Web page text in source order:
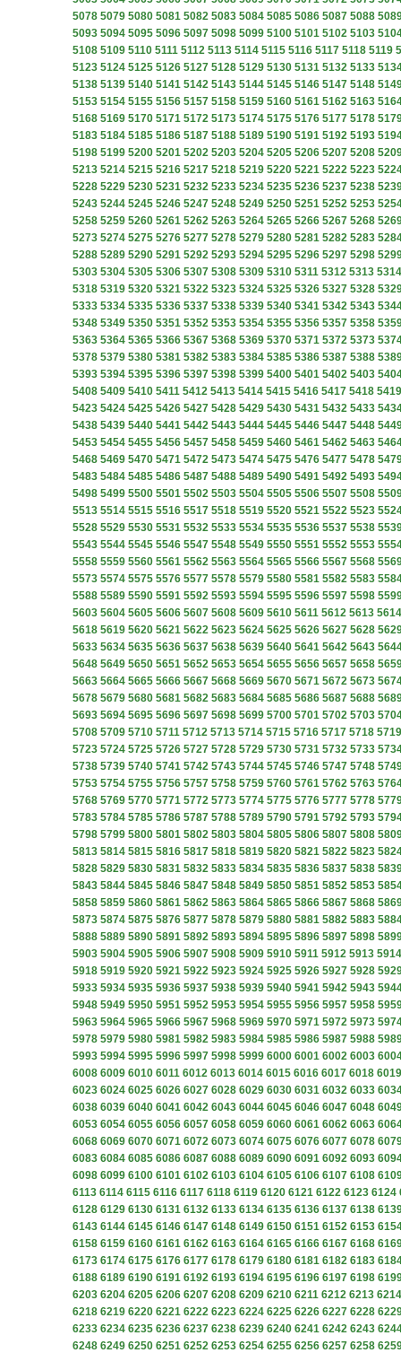
5078 5079 5080 5081 5082 5083 5084 5085 5086 5087 5088
5093 5094 5095 5096 5097 5098 5099 5100 5101 5102 5103
5108 5109 5110 5111 5112 5113 5114 5115 5116 5117 5118 5119
5123 5124 5125 5126 5127 5128 5129 5130 5131 5132 5133
5138 5139 5140 5141 5142 5143 5144 5145 5146 5147 5148
5153 5154 5155 5156 5157 5158 5159 5160 5161 5162 5163
5168 5169 5170 5171 5172 5173 5174 5175 5176 5177 5178
5183 5184 5185 5186 5187 5188 5189 5190 5191 5192 5193
5198 5199 5200 5201 5202 5203 5204 5205 5206 5207 5208
5213 5214 5215 5216 5217 5218 5219 5220 5221 5222 5223
5228 5229 5230 5231 5232 5233 5234 5235 5236 5237 5238
5243 5244 5245 5246 5247 5248 5249 5250 5251 5252 5253
5258 5259 5260 5261 5262 5263 5264 5265 5266 5267 5268
5273 5274 5275 5276 5277 5278 5279 5280 5281 5282 5283
5288 5289 5290 5291 5292 5293 5294 5295 5296 5297 5298
5303 5304 5305 5306 5307 5308 5309 5310 5311 5312 5313 5314
5318 5319 5320 5321 5322 5323 5324 5325 5326 5327 5328
5333 5334 5335 5336 5337 5338 5339 5340 5341 5342 5343
5348 5349 5350 5351 5352 5353 5354 5355 5356 5357 5358
5363 5364 5365 5366 5367 5368 5369 5370 5371 5372 5373
5378 5379 5380 5381 5382 5383 5384 5385 5386 5387 5388
5393 5394 5395 5396 5397 5398 5399 5400 5401 5402 5403
5408 5409 5410 5411 5412 5413 5414 5415 5416 5417 5418 5419
5423 5424 5425 5426 5427 5428 5429 5430 5431 5432 5433
5438 5439 5440 5441 5442 5443 5444 5445 5446 5447 5448
5453 5454 5455 5456 5457 5458 5459 5460 5461 5462 5463
5468 5469 5470 5471 5472 5473 5474 5475 5476 5477 5478
5483 5484 5485 5486 5487 5488 5489 5490 5491 5492 5493
5498 5499 5500 5501 5502 5503 5504 5505 5506 5507 5508
5513 5514 5515 5516 5517 5518 5519 5520 5521 5522 5523
5528 5529 5530 5531 5532 5533 5534 5535 5536 5537 5538
5543 5544 5545 5546 5547 5548 5549 5550 5551 5552 5553
5558 5559 5560 5561 5562 5563 5564 5565 5566 5567 5568
5573 5574 5575 5576 5577 5578 5579 5580 5581 5582 5583
5588 5589 5590 5591 5592 5593 5594 5595 5596 5597 5598
5603 5604 5605 5606 5607 5608 5609 5610 5611 5612 5613 5614
5618 5619 5620 5621 5622 5623 5624 5625 5626 5627 5628
5633 5634 5635 5636 5637 5638 5639 5640 5641 5642 5643
5648 5649 5650 5651 5652 5653 5654 5655 5656 5657 5658
5663 5664 5665 5666 5667 5668 5669 5670 5671 5672 5673
5678 5679 5680 5681 5682 5683 5684 5685 5686 5687 5688
5693 5694 5695 5696 5697 5698 5699 5700 5701 5702 5703
5708 5709 5710 5711 5712 5713 5714 5715 5716 5717 5718 5719
5723 5724 5725 5726 5727 5728 5729 5730 5731 5732 5733
5738 5739 5740 5741 5742 5743 5744 5745 5746 5747 5748
5753 5754 5755 5756 5757 5758 5759 5760 5761 5762 5763
5768 5769 5770 5771 5772 5773 5774 5775 5776 5777 5778
5783 5784 5785 5786 5787 5788 5789 5790 5791 5792 5793
5798 5799 5800 5801 5802 5803 5804 5805 5806 5807 5808
5813 5814 5815 5816 5817 5818 5819 5820 5821 5822 5823
5828 5829 5830 5831 5832 5833 5834 5835 5836 5837 5838
5843 5844 5845 5846 5847 5848 5849 5850 5851 5852 5853
5858 5859 5860 5861 5862 5863 5864 5865 5866 5867 5868
5873 5874 5875 5876 5877 5878 5879 5880 5881 5882 5883
5888 5889 5890 5891 5892 5893 5894 5895 5896 5897 5898
5903 5904 5905 5906 5907 5908 5909 5910 5911 5912 5913 5914
5918 5919 5920 5921 5922 5923 5924 5925 5926 5927 5928
5933 5934 5935 5936 5937 5938 5939 5940 5941 5942 5943
5948 5949 5950 5951 5952 5953 5954 5955 5956 5957 5958
5963 5964 5965 5966 5967 5968 5969 5970 5971 5972 5973
5978 5979 5980 5981 5982 5983 5984 5985 5986 5987 5988
5993 5994 5995 5996 5997 5998 5999 6000 6001 6002 6003
6008 6009 6010 6011 6012 6013 6014 6015 6016 6017 6018 6019
6023 6024 6025 6026 6027 6028 6029 6030 6031 6032 6033
6038 6039 6040 6041 6042 6043 6044 6045 6046 6047 6048
6053 6054 6055 6056 6057 6058 6059 6060 6061 6062 6063
6068 6069 6070 6071 6072 6073 6074 6075 6076 6077 6078
6083 6084 6085 6086 6087 6088 6089 6090 6091 6092 6093
6098 6099 6100 6101 6102 6103 6104 6105 6106 6107 6108
6113 6114 6115 6116 6117 6118 6119 6120 6121 6122 6123 6124
6128 6129 6130 6131 6132 6133 6134 6135 6136 6137 6138
6143 6144 6145 6146 6147 6148 6149 6150 6151 6152 6153
6158 6159 6160 6161 6162 6163 6164 6165 6166 6167 6168
6173 6174 6175 6176 6177 6178 6179 6180 6181 6182 6183
6188 6189 6190 6191 6192 6193 6194 6195 6196 6197 6198
6203 6204 6205 6206 6207 6208 6209 6210 6211 6212 6213 6214
6218 6219 6220 6221 6222 6223 6224 6225 6226 6227 6228
6233 6234 6235 6236 6237 6238 6239 6240 6241 6242 6243
6248 6249 6250 6251 6252 6253 6254 6255 6256 6257 6258